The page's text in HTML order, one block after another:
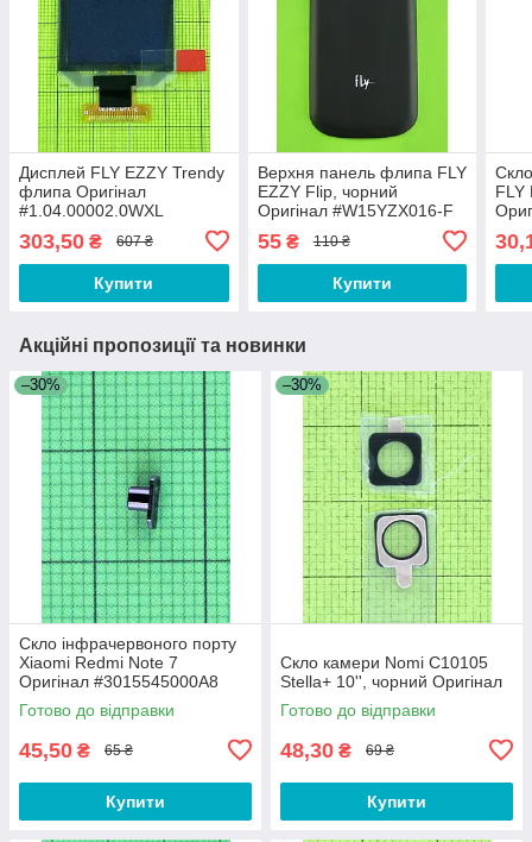
Дисплей FLY EZZY Trendy
флипа Оригінал
#1.04.00002.0WXL
303,50 ₴ 607 ₴
Купити
Верхня панель флипа FLY
EZZY Flip, чорний
Оригінал #W15YZX016-F
55₴ 110 ₴
Купити
FLY
Акційні пропозиції та новинки
–30%
Скло інфрачервоного порту
Xiaomi Redmi Note 7
Оригінал #3015545000A8
Готово до відправки
45,50 ₴ 65 ₴
Купити
–30%
Скло камери Nomi C10105
Stella+ 10'', чорний Оригінал
Готово до відправки
48,30 ₴ 69 ₴
Купити